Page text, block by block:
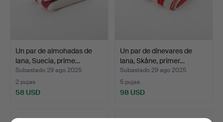
Un par de almohadas de
lana, Suecia, prime…
Subastado 29 ago 2025
2 pujas
58 USD
Un par de dinevares de
lana, Skåne, primer…
Subastado 29 ago 2025
5 pujas
98 USD